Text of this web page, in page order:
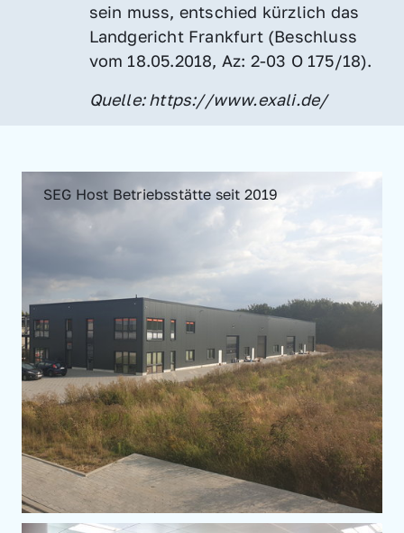
sein muss, entschied kürzlich das
Landgericht Frankfurt (Beschluss
vom 18.05.2018, Az: 2-03 O 175/18).
Quelle: https://www.exali.de/
SEG Host Betriebsstätte seit 2019